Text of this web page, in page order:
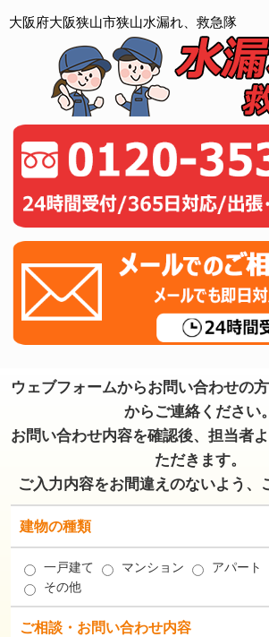
大阪府大阪狭山市狭山水漏れ、救急隊
ウェブフォームからお問い合わせの
からご連絡ください。
お問い合わせ内容を確認後、担当者
ただきます。
ご入力内容をお間違えのないよう、
建物の種類
一戸建て マンション アパート
その他
ご相談・お問い合わせ内容